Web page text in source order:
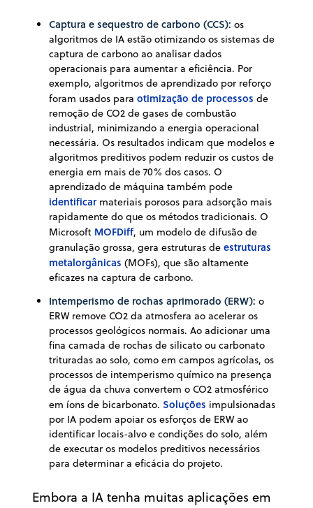
Captura e sequestro de carbono (CCS): os
algoritmos de IA estão otimizando os sistemas de
captura de carbono ao analisar dados
operacionais para aumentar a eficiência. Por
exemplo, algoritmos de aprendizado por reforço
foram usados para otimização de processos de
remoção de CO2 de gases de combustão
industrial, minimizando a energia operacional
necessária. Os resultados indicam que modelos e
algoritmos preditivos podem reduzir os custos de
energia em mais de 70% dos casos. O
aprendizado de máquina também pode
identificarmateriais porosos para adsorção mais
rapidamente do que os métodos tradicionais. O
Microsoft MOFDiff, um modelo de difusão de
granulação grossa, gera estruturas de estruturas
metalorgânicas (MOFs), que são altamente
eficazes na captura de carbono.
Intemperismo de rochas aprimorado (ERW): o
ERW remove CO2 da atmosfera ao acelerar os
processos geológicos normais. Ao adicionar uma
fina camada de rochas de silicato ou carbonato
trituradas ao solo, como em campos agrícolas, os
processos de intemperismo químico na presença
de água da chuva convertem o CO2 atmosférico
em íons de bicarbonato. Soluções impulsionadas
por IA podem apoiar os esforços de ERW ao
identificar locais-alvo e condições do solo, além
de executar os modelos preditivos necessários
para determinar a eficácia do projeto.
Embora a IA tenha muitas aplicações em